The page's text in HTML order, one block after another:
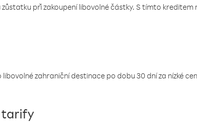
při zakoupení libovolné částky. S tímto kreditem
zahraniční destinace po dobu 30 dní za nízké
tarify